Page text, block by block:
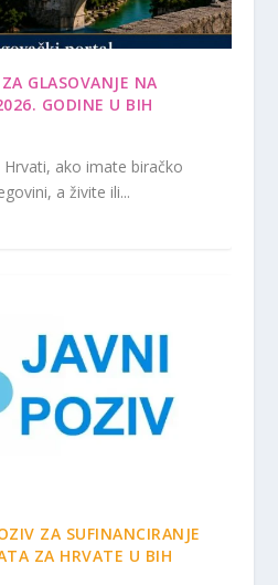
GLASOVANJE NA
GODINE U BIH
ako imate biračko
a živite ili...
ZA SUFINANCIRANJE
ZA HRVATE U BIH